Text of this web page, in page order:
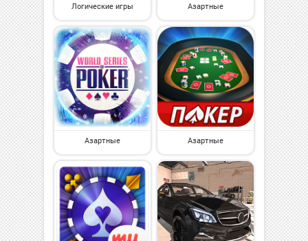
Логические игры Азартные
Азартные Азартные